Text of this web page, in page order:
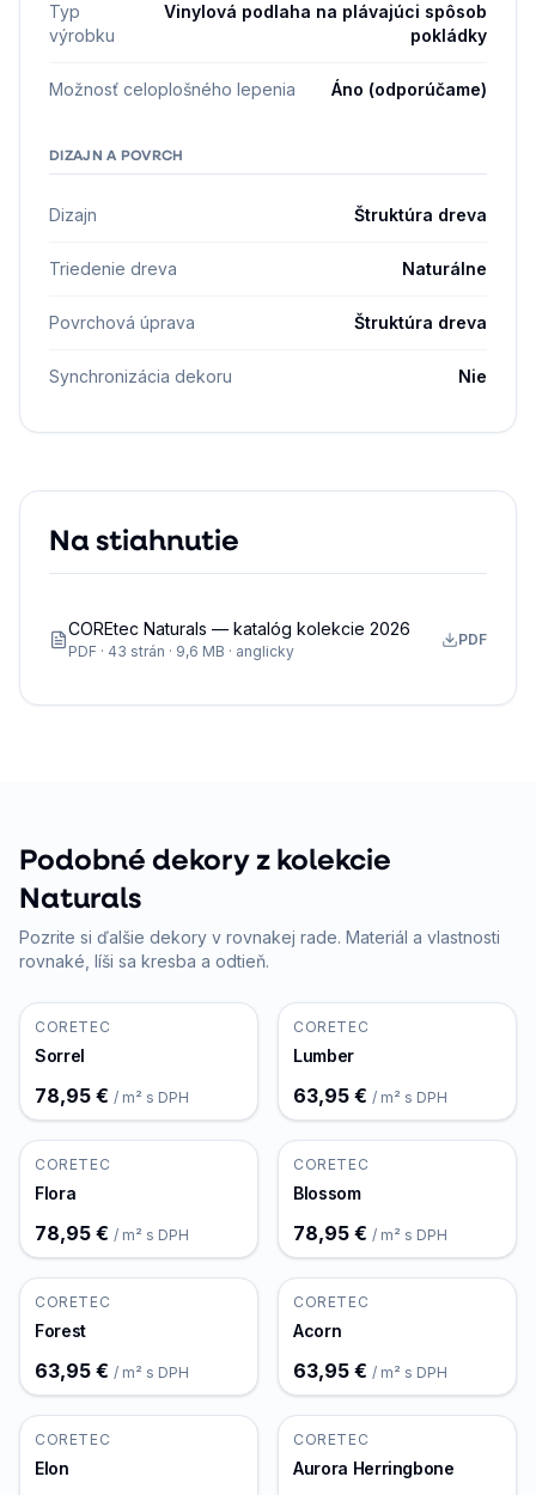
Typ
výrobku
Vinylová podlaha na plávajúci spôsob
pokládky
Možnosť celoplošného lepenia Áno (odporúčame)
DIZAJN A POVRCH
Dizajn Štruktúra dreva
Triedenie dreva Naturálne
Povrchová úprava Štruktúra dreva
Synchronizácia dekoru Nie
Na stiahnutie
COREtec Naturals — katalóg kolekcie 2026
PDF · 43 strán · 9,6 MB · anglicky
PDF
Podobné dekory z kolekcie
Naturals
Pozrite si ďalšie dekory v rovnakej rade. Materiál a vlastnosti
rovnaké, líši sa kresba a odtieň.
CORETEC
Sorrel
78,95 € / m² s DPH
CORETEC
Lumber
63,95 € / m² s DPH
CORETEC
Flora
78,95 € / m² s DPH
CORETEC
Blossom
78,95 € / m² s DPH
CORETEC
Forest
63,95 € / m² s DPH
CORETEC
Acorn
63,95 € / m² s DPH
CORETEC
Elon
CORETEC
Aurora Herringbone